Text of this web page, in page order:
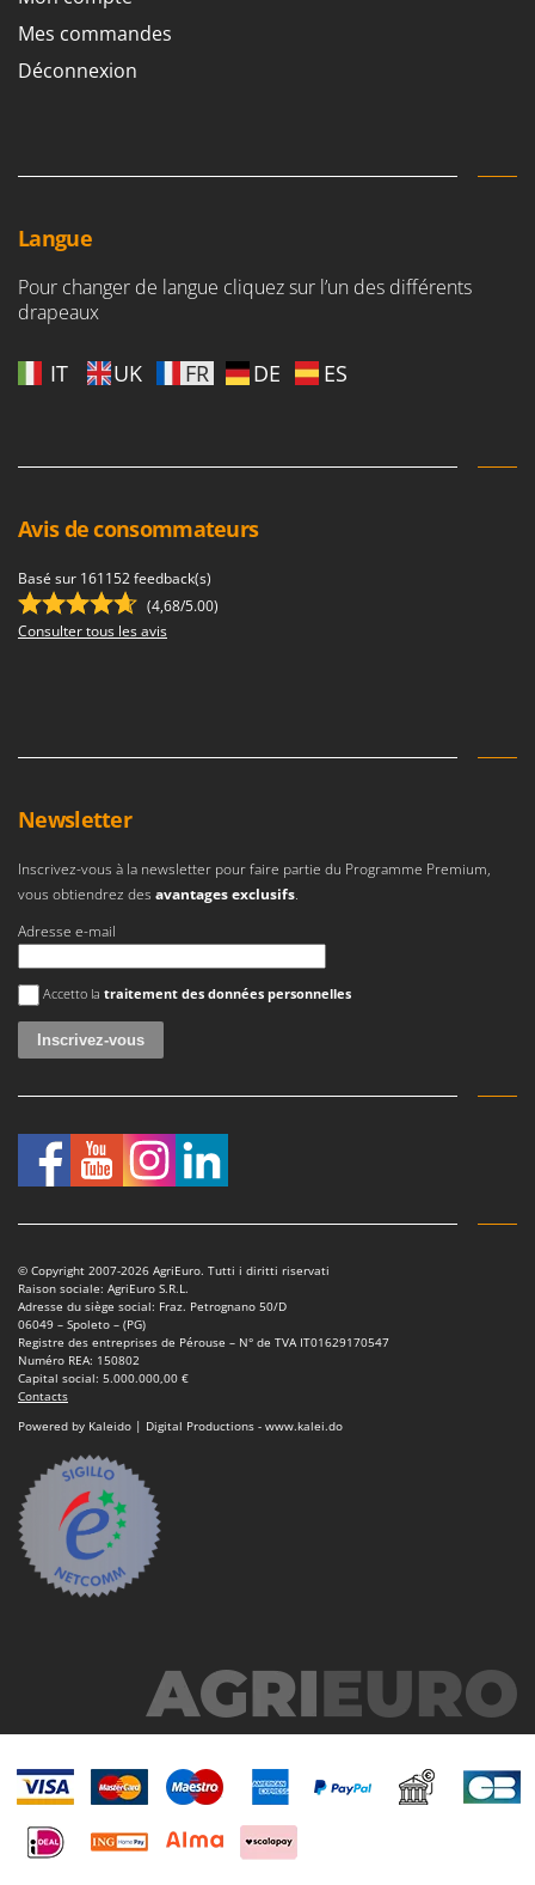
Mes commandes
Déconnexion
Langue
Pour changer de langue cliquez sur l’un des différents
drapeaux
IT UK FR DE ES
Avis de consommateurs
Basé sur 161152 feedback(s)
(4,68/5.00)
Consulter tous les avis
Newsletter
Inscrivez-vous à la newsletter pour faire partie du Programme Premium,
vous obtiendrez des avantages exclusifs.
Adresse e-mail
Une erreur est survenue
Accetto la traitement des données personnelles
© Copyright 2007-2026 AgriEuro. Tutti i diritti riservati
Raison sociale: AgriEuro S.R.L.
Adresse du siège social: Fraz. Petrognano 50/D
06049 – Spoleto – (PG)
Registre des entreprises de Pérouse – N° de TVA IT01629170547
Numéro REA: 150802
Capital social: 5.000.000,00 €
Contacts
Powered by Kaleido | Digital Productions - www.kalei.do